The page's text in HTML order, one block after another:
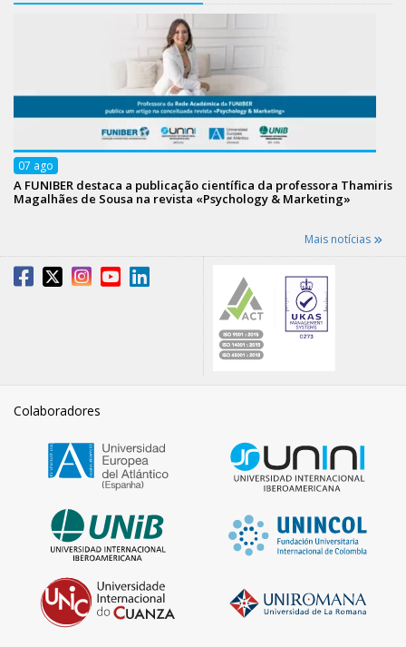
07 ago
A FUNIBER destaca a publicação científica da professora Thamiris
Magalhães de Sousa na revista «Psychology & Marketing»
Mais notícias
Colaboradores